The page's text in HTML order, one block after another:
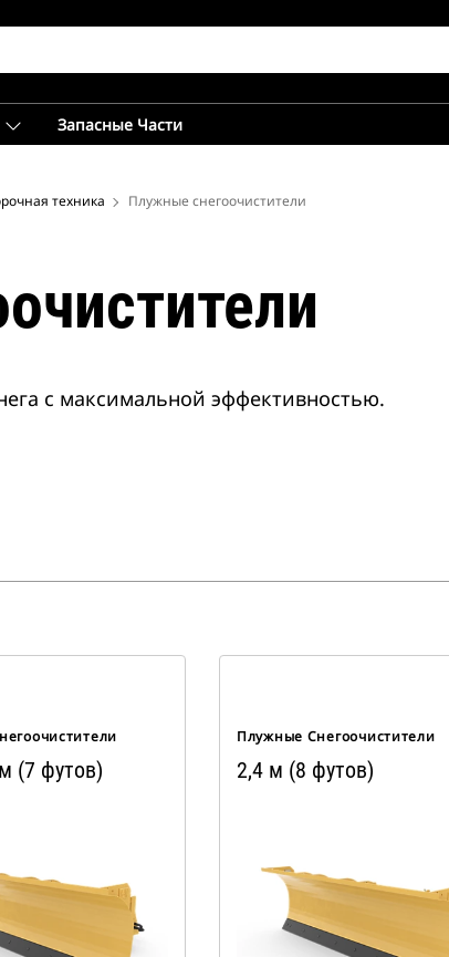
Запасные Части
техника Плужные снегоочистители
с максимальной эффективностью.
(7 футов)
Плужные Снегоочистители
2,4 м (8 футов)